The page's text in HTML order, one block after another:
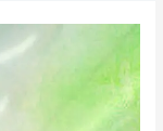
وعلاج
مرض